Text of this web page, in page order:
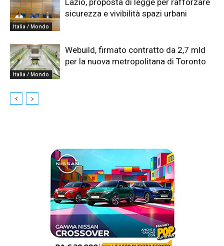
Italia / Mondo
sicurezza e vivibilità spazi urbani
Italia / Mondo
Webuild, firmato contratto da 2,7 mld
per la nuova metropolitana di Toronto